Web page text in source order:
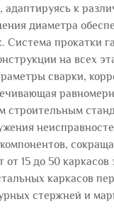
к
диаметра
прокатки
на всех
сварки,
15 до 50
каркасов
стержней и